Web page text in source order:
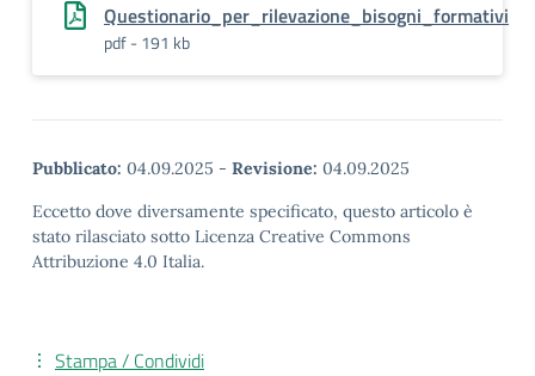
Questionario_per_rilevazione_bisogni_formativi
pdf - 191 kb
Pubblicato: 04.09.2025 - Revisione: 04.09.2025
Eccetto dove diversamente specificato, questo articolo è
stato rilasciato sotto Licenza Creative Commons
Attribuzione 4.0 Italia.
Stampa / Condividi